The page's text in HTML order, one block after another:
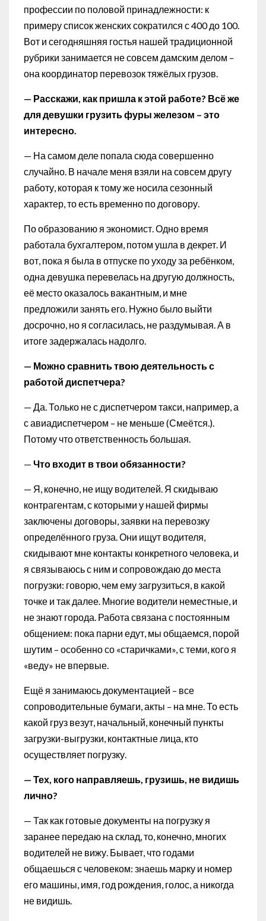
профессии по половой принадлежности: к
примеру список женских сократился с 400 до 100.
Вот и сегодняшняя гостья нашей традиционной
рубрики занимается не совсем дамским делом –
она координатор перевозок тяжёлых грузов.
— Расскажи, как пришла к этой работе? Всё же
для девушки грузить фуры железом – это
интересно.
— На самом деле попала сюда совершенно
случайно. В начале меня взяли на совсем другу
работу, которая к тому же носила сезонный
характер, то есть временно по договору.
По образованию я экономист. Одно время
работала бухгалтером, потом ушла в декрет. И
вот, пока я была в отпуске по уходу за ребёнком,
одна девушка перевелась на другую должность,
её место оказалось вакантным, и мне
предложили занять его. Нужно было выйти
досрочно, но я согласилась, не раздумывая. А в
итоге задержалась надолго.
— Можно сравнить твою деятельность с
работой диспетчера?
— Да. Только не с диспетчером такси, например, а
с авиадиспетчером – не меньше (Смеётся.).
Потому что ответственность большая.
— Что входит в твои обязанности?
— Я, конечно, не ищу водителей. Я скидываю
контрагентам, с которыми у нашей фирмы
заключены договоры, заявки на перевозку
определённого груза. Они ищут водителя,
скидывают мне контакты конкретного человека, и
я связываюсь с ним и сопровождаю до места
погрузки: говорю, чем ему загрузиться, в какой
точке и так далее. Многие водители неместные, и
не знают города. Работа связана с постоянным
общением: пока парни едут, мы общаемся, порой
шутим – особенно со «старичками», с теми, кого я
«веду» не впервые.
Ещё я занимаюсь документацией – все
сопроводительные бумаги, акты – на мне. То есть
какой груз везут, начальный, конечный пункты
загрузки-выгрузки, контактные лица, кто
осуществляет погрузку.
— Тех, кого направляешь, грузишь, не видишь
лично?
— Так как готовые документы на погрузку я
заранее передаю на склад, то, конечно, многих
водителей не вижу. Бывает, что годами
общаешься с человеком: знаешь марку и номер
его машины, имя, год рождения, голос, а никогда
не видишь.